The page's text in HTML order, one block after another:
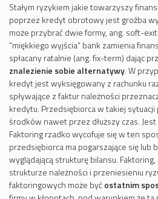
Stałym ryzykiem jakie towarzyszy
poprzez kredyt obrotowy jest groźba
może przybrać dwie formy, ang. soft-
“miękkiego wyjścia” bank zamienia
spłacany ratalnie (ang. fix-term) dając
znalezienie sobie alternatywy. W
kredyt jest wyksięgowany z rachunku
spływające z faktur należności
kredytu. Przedsiębiorca w takiej
środków nawet przez dłuższy czas.
Faktoring rzadko wycofuje się w ten
przedsiębiorca ma pogarszające się lub
wyglądającą strukturę bilansu.
strukturze należności i przeniesieniu
faktoringowych może byćostatnim